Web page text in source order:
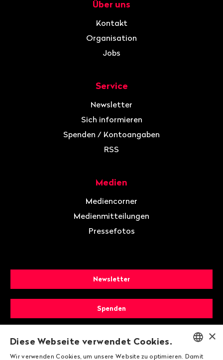
Über uns
Kontakt
Organisation
Jobs
Service
Newsletter
Sich informieren
Spenden / Kontoangaben
RSS
Medien
Mediencorner
Medienmitteilungen
Pressefotos
Newsletter
Spenden
Mitglied werden ×
Diese Webseite verwendet Cookies.
Wir verwenden Cookies, um unsere Website zu optimieren. Damit